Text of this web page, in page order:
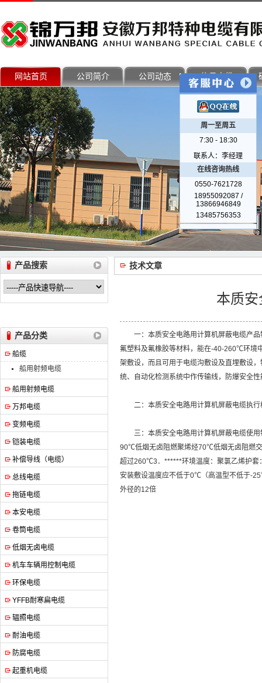
网站首页 公司简介 公司动态 信号电缆
产品搜索
产品分类
船缆
船用射频电缆
船用射频电缆
万邦电缆
变频电缆
铠装电缆
补偿导线（电缆）
总线电缆
拖链电缆
本安电缆
卷筒电缆
低烟无卤电缆
机车车辆用控制电缆
环保电缆
YFFB耐寒扁电缆
辐照电缆
耐油电缆
防腐电缆
起重机电缆
技术文章
本质
一：本质安全电路用计算机屏蔽电缆产品
氟塑料及氟橡胶等材料，能在-40-260℃环境
架敷设，而且可用于电缆沟敷设及直埋敷设
统、自动化检测系统中作传输线，防爆安全
二：本质安全电路用计算机屏蔽电缆执行
三：本质安全电路用计算机屏蔽电缆使用
90℃低烟无卤阻燃聚烯烃70℃低烟无卤阻燃
超过260℃3．******环境温度：聚氯乙烯护
安装敷设温度应不低于0℃（高温型不低于-
外径的12倍
周一至周五
7:30 - 18:30
联系人：李经理
在线咨询热线
0550-7621728
18955092087 /
13866946849
13485756353